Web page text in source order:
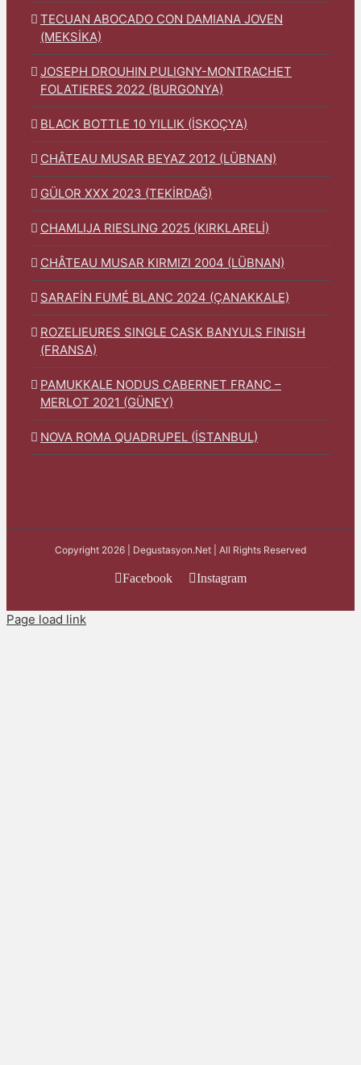
TECUAN ABOCADO CON DAMIANA JOVEN
(MEKSİKA)
JOSEPH DROUHIN PULIGNY-MONTRACHET
FOLATIERES 2022 (BURGONYA)
BLACK BOTTLE 10 YILLIK (İSKOÇYA)
CHÂTEAU MUSAR BEYAZ 2012 (LÜBNAN)
GÜLOR XXX 2023 (TEKİRDAĞ)
CHAMLIJA RIESLING 2025 (KIRKLARELİ)
CHÂTEAU MUSAR KIRMIZI 2004 (LÜBNAN)
SARAFİN FUMÉ BLANC 2024 (ÇANAKKALE)
ROZELIEURES SINGLE CASK BANYULS FINISH
(FRANSA)
PAMUKKALE NODUS CABERNET FRANC –
MERLOT 2021 (GÜNEY)
NOVA ROMA QUADRUPEL (İSTANBUL)
Copyright 2026 | Degustasyon.Net | All Rights Reserved
Facebook Instagram
Page load link